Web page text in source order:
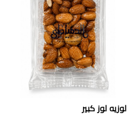
لوزيه لوز كبير